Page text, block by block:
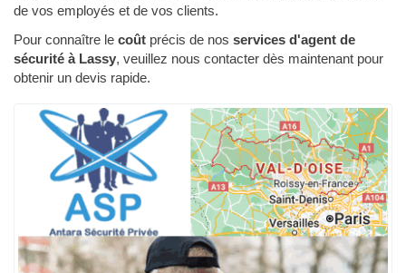
de vos employés et de vos clients.
Pour connaître le coût précis de nos services d'agent de
sécurité à Lassy, veuillez nous contacter dès maintenant pour
obtenir un devis rapide.